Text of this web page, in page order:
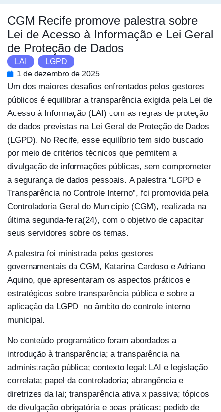
CGM Recife promove palestra sobre
Lei de Acesso à Informação e Lei Geral
de Proteção de Dados
LAI
LGPD
1 de dezembro de 2025
Um dos maiores desafios enfrentados pelos gestores
públicos é equilibrar a transparência exigida pela Lei de
Acesso à Informação (LAI) com as regras de proteção
de dados previstas na Lei Geral de Proteção de Dados
(LGPD). No Recife, esse equilíbrio tem sido buscado
por meio de critérios técnicos que permitem a
divulgação de informações públicas, sem comprometer
a segurança de dados pessoais. A palestra “LGPD e
Transparência no Controle Interno”, foi promovida pela
Controladoria Geral do Município (CGM), realizada na
última segunda-feira(24), com o objetivo de capacitar
seus servidores sobre os temas.
A palestra foi ministrada pelos gestores
governamentais da CGM, Katarina Cardoso e Adriano
Aquino, que apresentaram os aspectos práticos e
estratégicos sobre transparência pública e sobre a
aplicação da LGPD no âmbito do controle interno
municipal.
No conteúdo programático foram abordados a
introdução à transparência; a transparência na
administração pública; contexto legal: LAI e legislação
correlata; papel da controladoria; abrangência e
diretrizes da lai; transparência ativa x passiva; tópicos
de divulgação obrigatória e boas práticas; pedido de